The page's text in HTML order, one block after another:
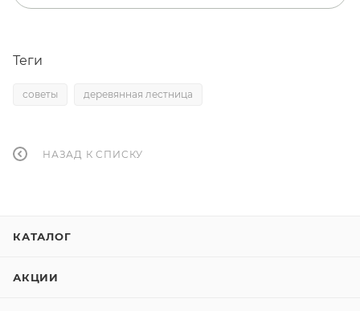
Теги
советы деревянная лестница
НАЗАД К СПИСКУ
КАТАЛОГ
АКЦИИ